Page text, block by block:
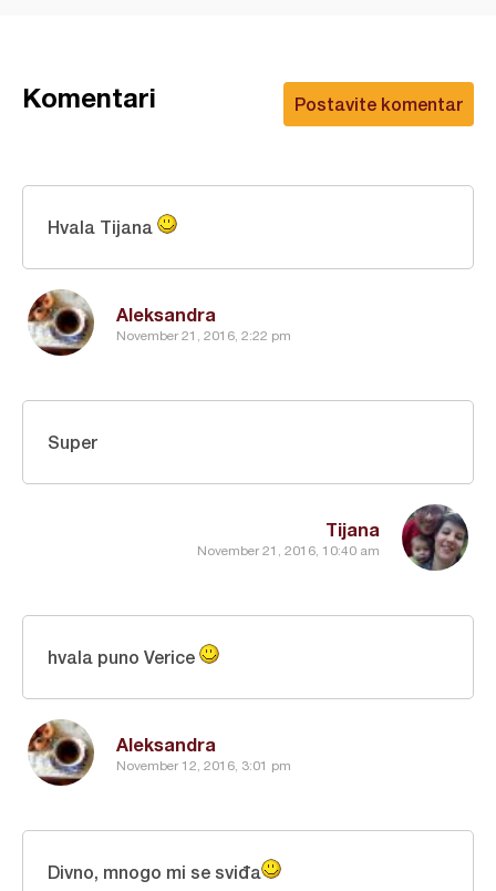
Postavite komentar
Komentari
Aleksandra
November 21, 2016, 2:22 pm
Hvala Tijana
Tijana
November 21, 2016, 10:40 am
Super
Aleksandra
November 12, 2016, 3:01 pm
hvala puno Verice
Divno, mnogo mi se sviđa